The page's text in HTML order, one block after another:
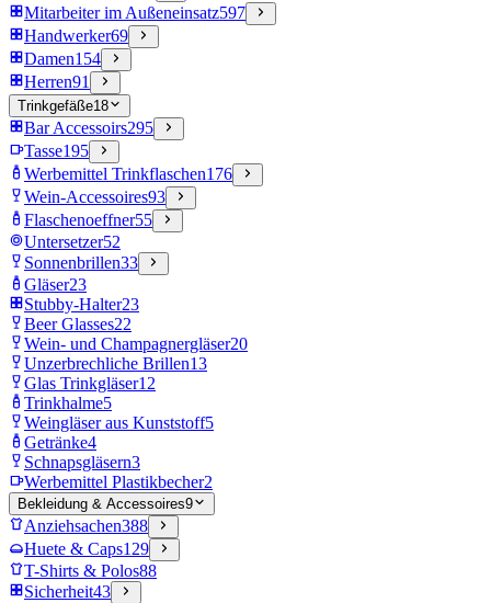
Mitarbeiter im Außeneinsatz597
Handwerker69
Damen154
Herren91
Trinkgefäße18
Bar Accessoirs295
Tasse195
Werbemittel Trinkflaschen176
Wein-Accessoires93
Flaschenoeffner55
Untersetzer52
Sonnenbrillen33
Gläser23
Stubby-Halter23
Beer Glasses22
Wein- und Champagnergläser20
Unzerbrechliche Brillen13
Glas Trinkgläser12
Trinkhalme5
Weingläser aus Kunststoff5
Getränke4
Schnapsgläsern3
Werbemittel Plastikbecher2
Bekleidung & Accessoires9
Anziehsachen388
Huete & Caps129
T-Shirts & Polos88
Sicherheit43